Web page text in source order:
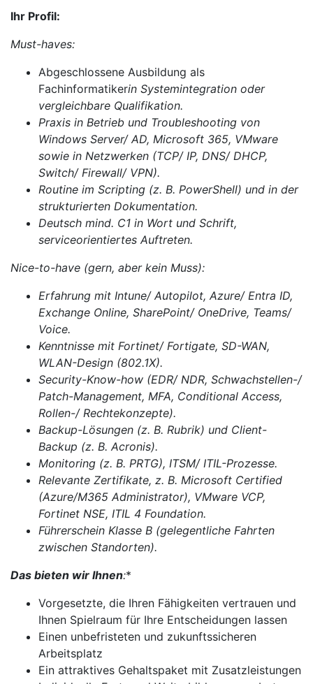
Ihr Profil:
Must-haves:
Abgeschlossene Ausbildung als
Fachinformatikerin Systemintegration oder
vergleichbare Qualifikation.
Praxis in Betrieb und Troubleshooting von
Windows Server/ AD, Microsoft 365, VMware
sowie in Netzwerken (TCP/ IP, DNS/ DHCP,
Switch/ Firewall/ VPN).
Routine im Scripting (z. B. PowerShell) und in der
strukturierten Dokumentation.
Deutsch mind. C1 in Wort und Schrift,
serviceorientiertes Auftreten.
Nice-to-have (gern, aber kein Muss):
Erfahrung mit Intune/ Autopilot, Azure/ Entra ID,
Exchange Online, SharePoint/ OneDrive, Teams/
Voice.
Kenntnisse mit Fortinet/ Fortigate, SD-WAN,
WLAN-Design (802.1X).
Security-Know-how (EDR/ NDR, Schwachstellen-/
Patch-Management, MFA, Conditional Access,
Rollen-/ Rechtekonzepte).
Backup-Lösungen (z. B. Rubrik) und Client-
Backup (z. B. Acronis).
Monitoring (z. B. PRTG), ITSM/ ITIL-Prozesse.
Relevante Zertifikate, z. B. Microsoft Certified
(Azure/M365 Administrator), VMware VCP,
Fortinet NSE, ITIL 4 Foundation.
Führerschein Klasse B (gelegentliche Fahrten
zwischen Standorten).
Das bieten wir Ihnen:*
Vorgesetzte, die Ihren Fähigkeiten vertrauen und
Ihnen Spielraum für Ihre Entscheidungen lassen
Einen unbefristeten und zukunftssicheren
Arbeitsplatz
Ein attraktives Gehaltspaket mit Zusatzleistungen